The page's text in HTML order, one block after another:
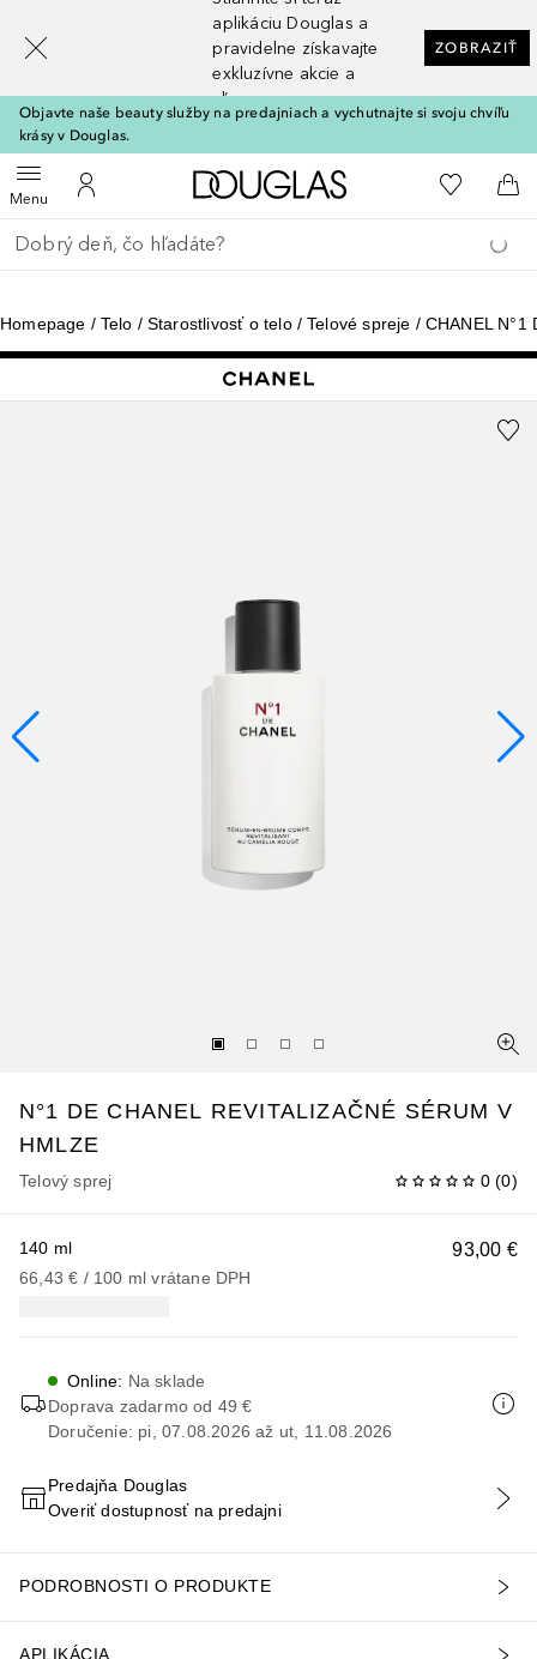
aplikáciu Douglas a
pravidelne získavajte
exkluzívne akcie a
zľavy
ZOBRAZIŤ
Objavte naše beauty služby na predajniach a vychutnajte si svoju chvíľu
krásy v Douglas.
MenuOtvoriť menuDo môjho účtu
Domov Do môjho
Do
Choď späť
Vykonajte vyhľadávanie
Homepage Telo Starostlivosť o telo Telové spreje CHANEL N°1
N°1 DE CHANEL REVITALIZAČNÉ SÉRUM V
HMLZE
Telový sprej 0 (0)
93,00 €
140 ml
66,43 € / 100 ml vrátane DPH
Online: Na sklade
Doprava zadarmo od 49 €
Doručenie: pi, 07.08.2026 až ut, 11.08.2026
PRIDAŤ DO KOŠÍKA
Predajňa Douglas
Overiť dostupnosť na predajni
PODROBNOSTI O PRODUKTE
APLIKÁCIA
[navigation.slideout.screenreader]